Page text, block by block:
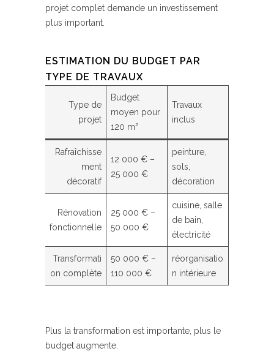
projet complet demande un investissement
plus important.
ESTIMATION DU BUDGET PAR
TYPE DE TRAVAUX
Type de
projet
Budget
moyen pour
120 m²
Travaux
inclus
Rafraîchisse
ment
décoratif
12 000 € –
25 000 €
peinture,
sols,
décoration
Rénovation
fonctionnelle
25 000 € –
50 000 €
cuisine, salle
de bain,
électricité
Transformati
on complète
50 000 € –
110 000 €
réorganisatio
n intérieure
Plus la transformation est importante, plus le
budget augmente.